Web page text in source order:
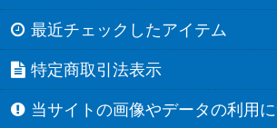
最近チェックしたアイテム
特定商取引法表示
当サイトの画像やデータの利用